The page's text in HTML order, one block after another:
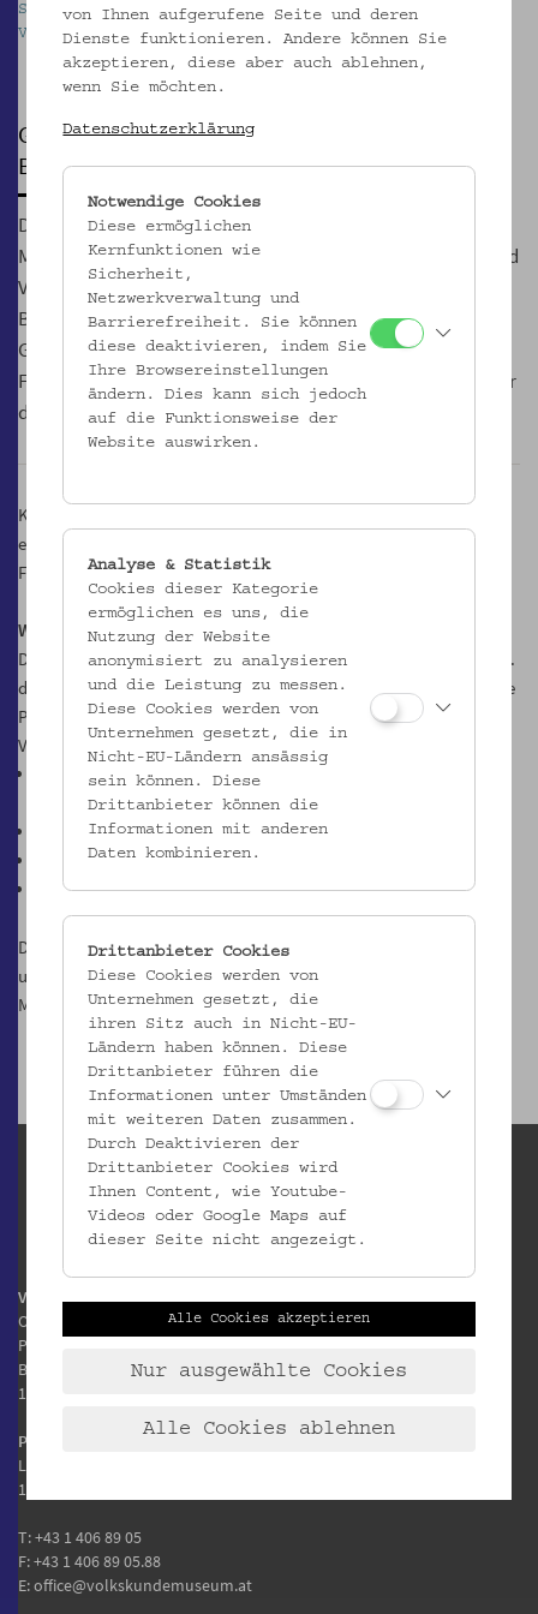
Pause
Skizze der Park-Bank von Matthias Beitl, Direktor
Volkskundemuseum Wien
GRÄTZLOASE IN DER LAUDONGASSE
Be Park of it
Die Park-Bank vor dem Volkskundemuseum Wien lud von
Mai bis September 2020 BesucherInnen, AnwohnerInnen und
Vorbestreifende zum Verweilen ein. Begrünung und offene
Bücherschränke flankieren die Sitzmöglichkeiten. Die
Grätzloase bietet müden Beinen und Köpfen Rast und
Fantasie. Nun wurde das Parklet abgebaut und der Platz vor
dem Eingang wird dauerhaft umgebaut.
Konzept und Bau: Enrique Guitart (ACP,
einer Idee von Matthias Beitl
Finanziert durch den Verein Lokale Agenda 21 Wien
Wie geht es weiter?
Die Bauarbeiten zur Begrünung der Laudongasse erreichen ab 21.9.
den Abschnitt zwischen Kochgasse und Lange Gasse. Das heißt, die
Park-Bank wird abgebaut und macht Platz für eine dauerhafte
Verbesserung der Eingangssituation:
Gehplatzvorziehung mit Sitzbank direkt vor dem
Museumseingang
Zwei neue Bäume im Bereich des Volkskundemuseums
Radständer
Ladezone
Den Behindertenparkplatz wollen wir in jedem Fall erhalten, wie
und wo genau er sein wird, wird derzeit mit dem zuständigen
Magistratsamt besprochen.
Volkskundemuseum Wien
Otto Wagner Areal
Pavillon 1
Baumgartner Höhe 1
1140 Wien
Postanschrift:
Laudongasse 15-19
1080 Wien
T:+43 1 406 89 05
F: +43 1 406 89 05.88
E:office@volkskundemuseum.at
von Ihnen aufgerufene Seite und deren
Dienste funktionieren. Andere können Sie
akzeptieren, diese aber auch ablehnen,
wenn Sie möchten.
Datenschutzerklärung
Notwendige Cookies
Diese ermöglichen
Kernfunktionen wie
Sicherheit,
Netzwerkverwaltung und
Barrierefreiheit. Sie können
diese deaktivieren, indem Sie
Ihre Browsereinstellungen
ändern. Dies kann sich jedoch
auf die Funktionsweise der
Website auswirken.
Analyse & Statistik
Cookies dieser Kategorie
ermöglichen es uns, die
Nutzung der Website
anonymisiert zu analysieren
und die Leistung zu messen.
Diese Cookies werden von
Unternehmen gesetzt, die in
Nicht-EU-Ländern ansässig
sein können. Diese
Drittanbieter können die
Informationen mit anderen
Daten kombinieren.
Drittanbieter Cookies
Diese Cookies werden von
Unternehmen gesetzt, die
ihren Sitz auch in Nicht-EU-
Ländern haben können. Diese
Drittanbieter führen die
Informationen unter Umständen
mit weiteren Daten zusammen.
Durch Deaktivieren der
Drittanbieter Cookies wird
Ihnen Content, wie Youtube-
Videos oder Google Maps auf
dieser Seite nicht angezeigt.
Alle Cookies akzeptieren
Nur ausgewählte Cookies
Alle Cookies ablehnen